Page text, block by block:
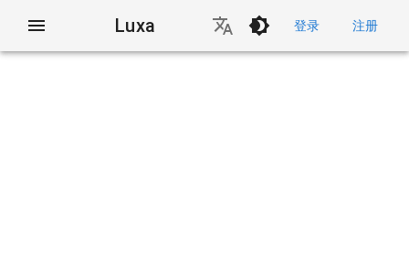
Luxa 登录 注册